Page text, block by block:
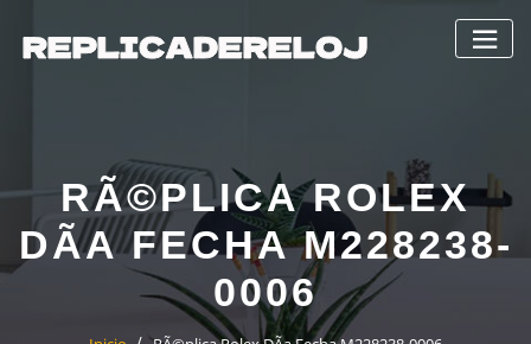
contenido
RÃ©PLICA ROLEX
DÃ­A FECHA M228238-
0006